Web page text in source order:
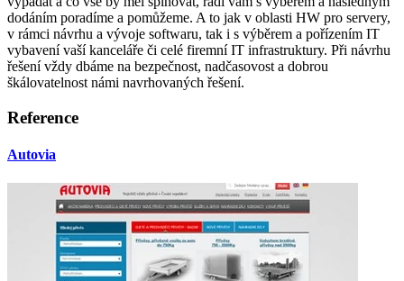
dodáním poradíme a pomůžeme. A to jak v oblasti HW pro servery,
v rámci návrhu a vývoje softwaru, tak i s výběrem a pořízením IT
vybavení vaší kanceláře či celé firemní IT infrastruktury. Při návrhu
řešení vždy dbáme na bezpečnost, nadčasovost a dobrou
škálovatelnost námi navrhovaných řešení.
Reference
Autovia